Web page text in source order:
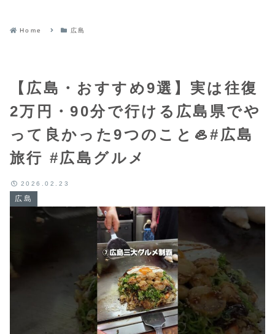
Home 広島
【広島・おすすめ9選】実は往復
2万円・90分で行ける広島県でや
って良かった9つのこと🦪#広島
旅行 #広島グルメ
広島
2026.02.23